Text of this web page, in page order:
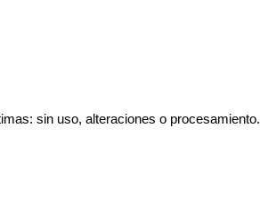
sin uso, alteraciones o procesamiento.